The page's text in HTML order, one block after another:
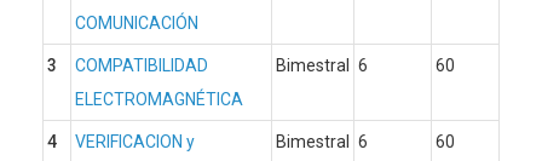
COMUNICACIÓN
3
COMPATIBILIDAD
ELECTROMAGNÉTICA
Bimestral 6 60
4
VERIFICACION y
Bimestral 6 60